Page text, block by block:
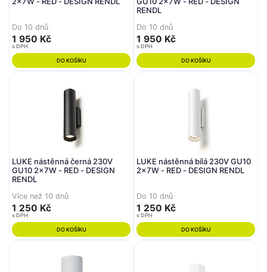
Do 10 dnů
1 950 Kč
s DPH
DO KOŠÍKU
RENDL
Do 10 dnů
1 950 Kč
s DPH
DO KOŠÍKU
LUKE nástěnná černá 230V
GU10 2x7W - RED - DESIGN
RENDL
Více než 10 dnů
1 250 Kč
s DPH
DO KOŠÍKU
LUKE nástěnná bílá 230V GU10
2x7W - RED - DESIGN RENDL
Do 10 dnů
1 250 Kč
s DPH
DO KOŠÍKU